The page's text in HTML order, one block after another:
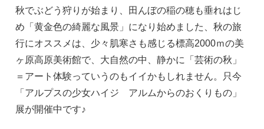
秋でぶどう狩りが始まり、田んぼの稲の穂も垂れはじ
め「黄金色の綺麗な風景」になり始めました、秋の旅
行にオススメは、少々肌寒さも感じる標高2000ｍの美
ヶ原高原美術館で、大自然の中、静かに「芸術の秋」
＝アート体験っていうのもイイかもしれません。只今
「アルプスの少女ハイジ アルムからのおくりもの」
展が開催中です♪